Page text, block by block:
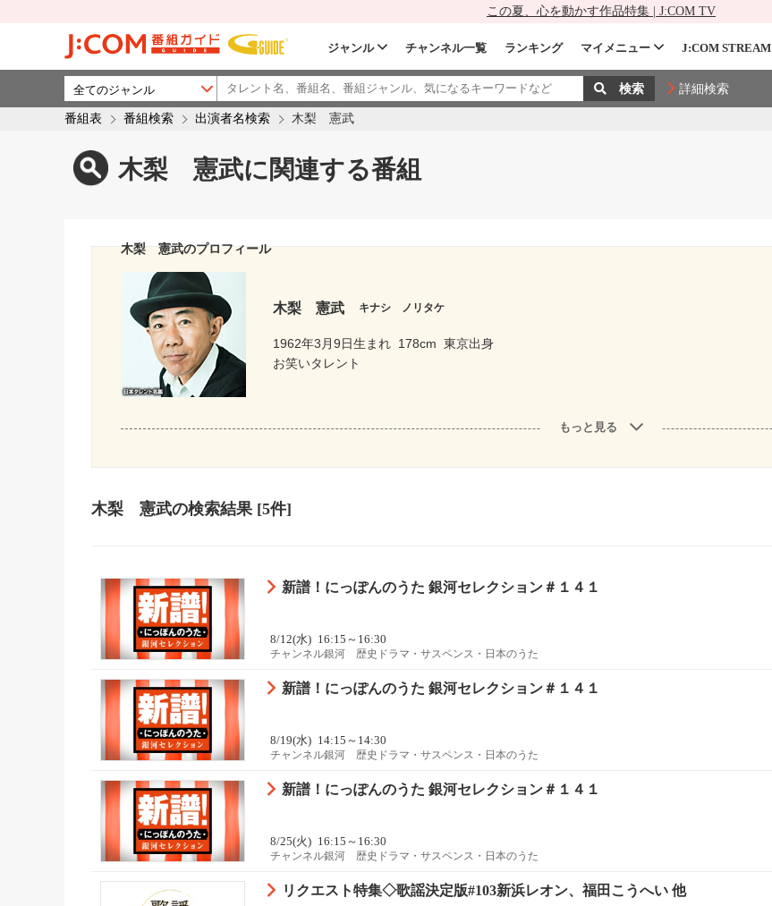
この夏、心を動かす作品特集 | J:COM TV
ジャンル チャンネル一覧 ランキング マイメニュー J:COM STREAM
詳細検索
番組表 番組検索 出演者名検索 木梨 憲武
木梨 憲武に関連する番組
木梨 憲武のプロフィール
木梨 憲武 キナシ ノリタケ
1962年3月9日生まれ 178cm 東京出身
お笑いタレント
もっと見る
木梨 憲武の検索結果 [5件]
新譜！にっぽんのうた 銀河セレクション＃１４１
8/12(水) 16:15～16:30
チャンネル銀河 歴史ドラマ・サスペンス・日本のうた
新譜！にっぽんのうた 銀河セレクション＃１４１
8/19(水) 14:15～14:30
チャンネル銀河 歴史ドラマ・サスペンス・日本のうた
新譜！にっぽんのうた 銀河セレクション＃１４１
8/25(火) 16:15～16:30
チャンネル銀河 歴史ドラマ・サスペンス・日本のうた
リクエスト特集◇歌謡決定版#103新浜レオン、福田こうへい 他